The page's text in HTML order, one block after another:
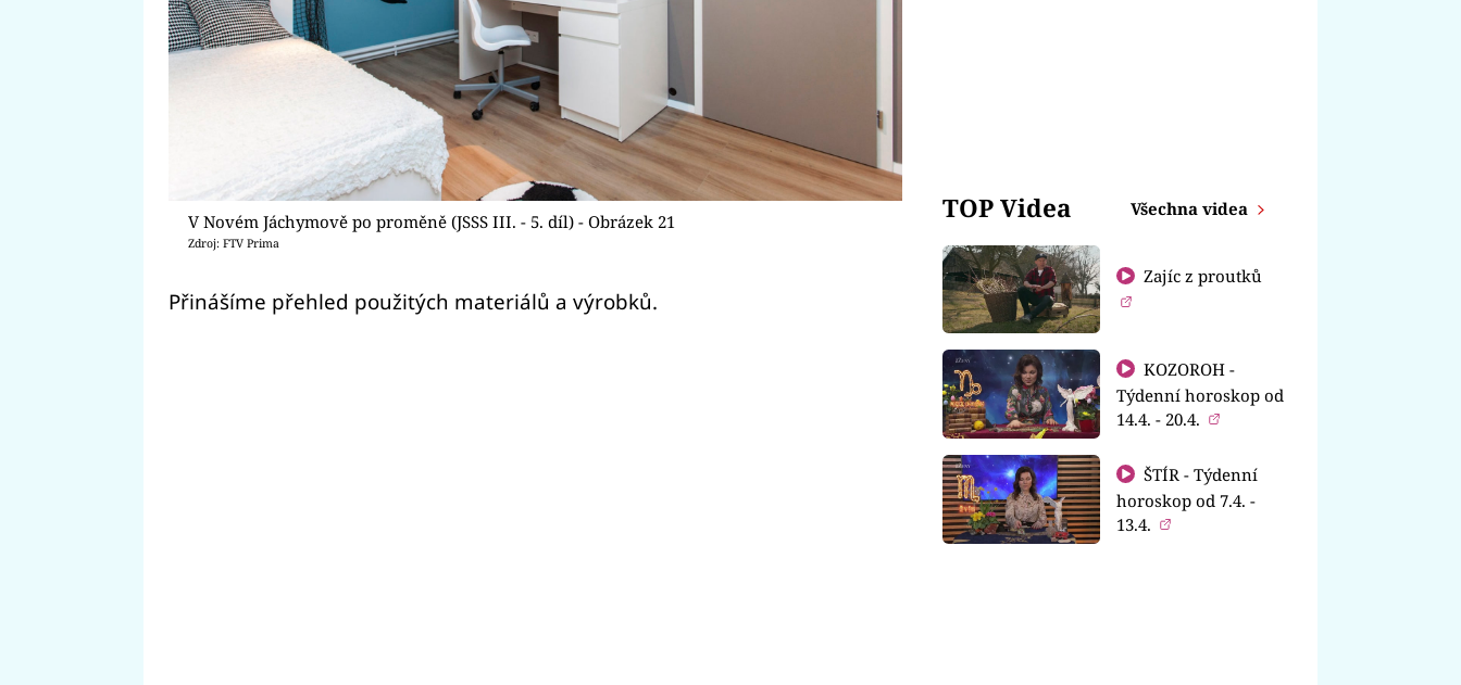
V Novém Jáchymově po proměně (JSSS III. - 5. díl) - Obrázek 21
Zdroj: FTV Prima
Přinášíme přehled použitých materiálů a výrobků.
TOP Videa Všechna videa
Zajíc z proutků
KOZOROH -
Týdenní horoskop od
14.4. - 20.4.
ŠTÍR - Týdenní
horoskop od 7.4. -
13.4.